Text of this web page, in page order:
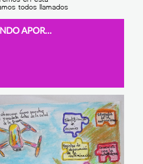
CUANDO TODO EL MUNDO APORTA SUMANOS, NO RESTAMOS